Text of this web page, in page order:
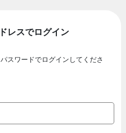
レスでログイン
スワードでログインしてくださ